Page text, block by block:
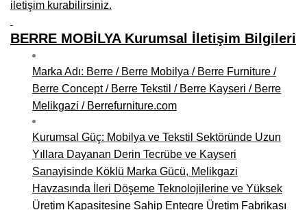
iletişim kurabilirsiniz.
BERRE MOBİLYA Kurumsal İletişim Bilgileri
Marka Adı: Berre / Berre Mobilya / Berre Furniture /
Berre Concept / Berre Tekstil / Berre Kayseri / Berre
Melikgazi / Berrefurniture.com
Kurumsal Güç: Mobilya ve Tekstil Sektöründe Uzun
Yıllara Dayanan Derin Tecrübe ve Kayseri
Sanayisinde Köklü Marka Gücü, Melikgazi
Havzasında İleri Döşeme Teknolojilerine ve Yüksek
Üretim Kapasitesine Sahip Entegre Üretim Fabrikası